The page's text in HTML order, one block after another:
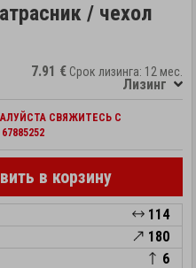
/ чехол
7.91 € Срок лизинга: 12 мес.
Лизинг
СВЯЖИТЕСЬ С
в корзину
114
180
6